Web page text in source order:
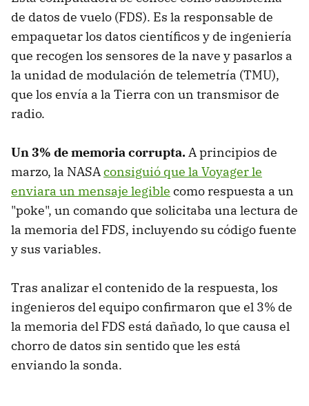
de datos de vuelo (FDS). Es la responsable de
empaquetar los datos científicos y de ingeniería
que recogen los sensores de la nave y pasarlos a
la unidad de modulación de telemetría (TMU),
que los envía a la Tierra con un transmisor de
radio.
Un 3% de memoria corrupta.A principios de
marzo, la NASAconsiguió que la Voyager le
enviara un mensaje legible como respuesta a un
"poke", un comando que solicitaba una lectura de
la memoria del FDS, incluyendo su código fuente
y sus variables.
Tras analizar el contenido de la respuesta, los
ingenieros del equipo confirmaron que el 3% de
la memoria del FDS está dañado, lo que causa el
chorro de datos sin sentido que les está
enviando la sonda.